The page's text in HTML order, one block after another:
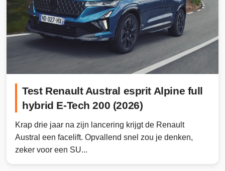
Test Renault Austral esprit Alpine full
hybrid E-Tech 200 (2026)
Krap drie jaar na zijn lancering krijgt de Renault
Austral een facelift. Opvallend snel zou je denken,
zeker voor een SU...